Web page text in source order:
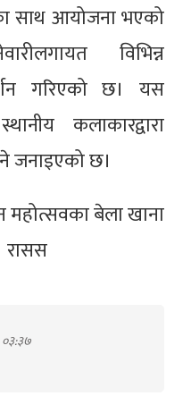
साथ आयोजना भएको
विभिन्न
गरिएको छ। यस
कलाकारद्वारा
जनाइएको छ।
महोत्सवका बेला खाना
रासस
०३:३७